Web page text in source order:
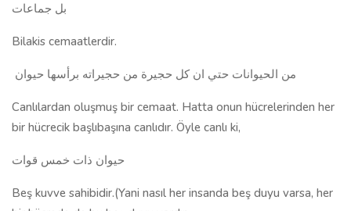
بل جماعات
Bilakis cemaatlerdir.
من الحيوانات حتي ان كل حجيرة من حجيراته برأسها حيوان
Canlılardan oluşmuş bir cemaat. Hatta onun hücrelerinden her
bir hücrecik başlıbaşına canlıdır. Öyle canlı ki,
حيوان ذات خمس قوات
Beş kuvve sahibidir.(Yani nasıl her insanda beş duyu varsa, her